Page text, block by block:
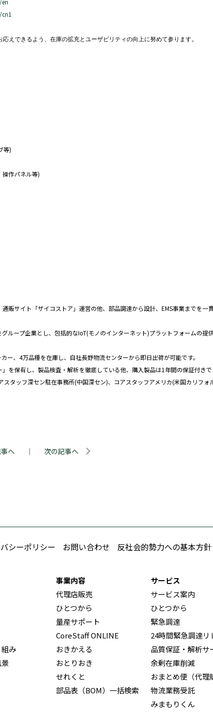
えできるよう、在庫の拡充とユーザビリティの向上に努めて参ります。
等)
操作パネル等)
販サイト「ザイコストア」運営の他、部品調達から設計、EMS事業までを一
ループ企業とし、包括的なIoT(モノのインターネット)プラットフォームの提
、4万品種を在庫し、自社長野物流センターから即日出荷が可能です。
を保有し、製品検査・解析を徹底している他、購入製品は1年間の保証付き
タッフ深セン駐在事務所(中国深セン)、コアスタッフアメリカ(米国カリフォ
へ ｜ 次の記事へ
シーポリシー お問い合わせ 反社会的勢力への基本方針
み
事業内容
代理店販売
ひとつから
量産サポート
CoreStaff ONLINE
おきかえる
おとりおき
せれくと
部品表（BOM）一括検索
サービス
サービス案内
ひとつから
緊急調達
24時間緊急調達リ
品質保証・解析サ
余剰在庫削減
おまとめ便（代理
物流業務受託
みまもりくん